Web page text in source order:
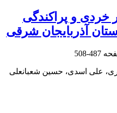
خردی و پراکندگی
آذربایجان شرقی
487-508
علی اسدی، حسین شعبانعلی